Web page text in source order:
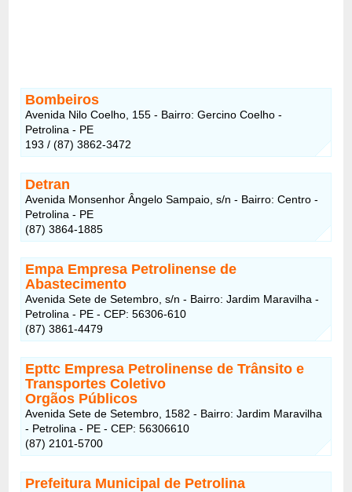
Bombeiros
Avenida Nilo Coelho, 155 - Bairro: Gercino Coelho -
Petrolina - PE
193 / (87) 3862-3472
Detran
Avenida Monsenhor Ângelo Sampaio, s/n - Bairro: Centro -
Petrolina - PE
(87) 3864-1885
Empa Empresa Petrolinense de
Abastecimento
Avenida Sete de Setembro, s/n - Bairro: Jardim Maravilha -
Petrolina - PE - CEP: 56306-610
(87) 3861-4479
Epttc Empresa Petrolinense de Trânsito e
Transportes Coletivo
Orgãos Públicos
Avenida Sete de Setembro, 1582 - Bairro: Jardim Maravilha
- Petrolina - PE - CEP: 56306610
(87) 2101-5700
Prefeitura Municipal de Petrolina